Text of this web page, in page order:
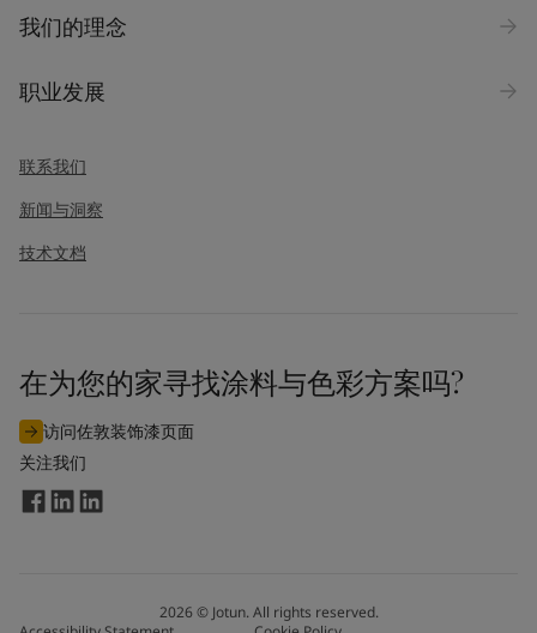
询问类型
我同意订阅来自佐敦的市场营销邮件。我知晓此订阅可随时取
消。
求。欲了解更多信息，请参阅佐敦的
我们的理念
职业发展
联系我们
新闻与洞察
技术文档
在为您的家寻找涂料与色彩方案吗?
访问佐敦装饰漆页面
关注我们
2026© Jotun. All rights reserved.